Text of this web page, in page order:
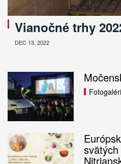
Vianočné trhy
DEC 13, 2022